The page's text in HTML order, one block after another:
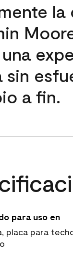
la
sin
a fin.
para uso en
placa para